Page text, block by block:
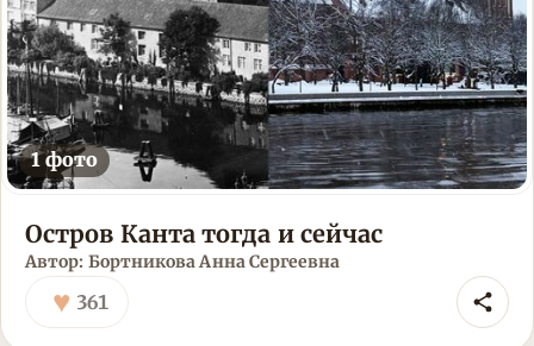
1 фото
Остров Канта тогда и сейчас
Автор: Бортникова Анна Сергеевна
♥ 361